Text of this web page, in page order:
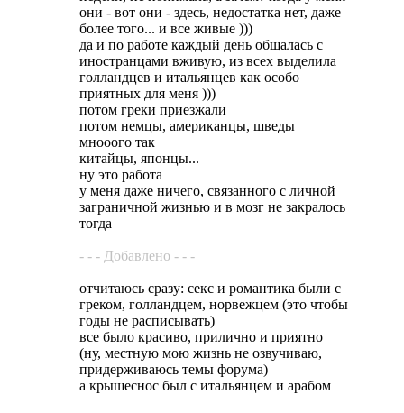
они - вот они - здесь, недостатка нет, даже
более того... и все живые )))
да и по работе каждый день общалась с
иностранцами вживую, из всех выделила
голландцев и итальянцев как особо
приятных для меня )))
потом греки приезжали
потом немцы, американцы, шведы
мнооого так
китайцы, японцы...
ну это работа
у меня даже ничего, связанного с личной
заграничной жизнью и в мозг не закралось
тогда
- - - Добавлено - - -
отчитаюсь сразу: секс и романтика были с
греком, голландцем, норвежцем (это чтобы
годы не расписывать)
все было красиво, прилично и приятно
(ну, местную мою жизнь не озвучиваю,
придерживаюсь темы форума)
а крышеснос был с итальянцем и арабом